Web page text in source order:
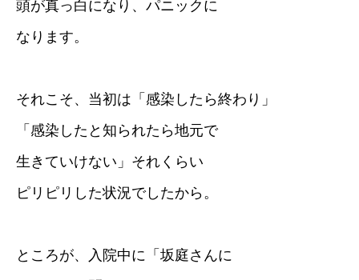
頭が真っ白になり、パニックに
なります。
それこそ、当初は「感染したら終わり」
「感染したと知られたら地元で
生きていけない」それくらい
ピリピリした状況でしたから。
ところが、入院中に「坂庭さんに